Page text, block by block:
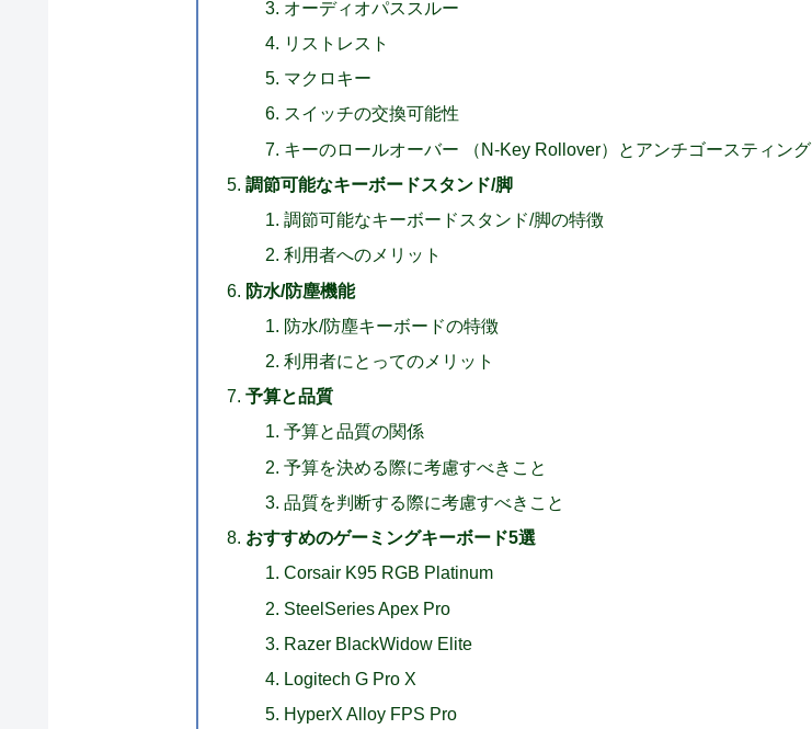
オーディオパススルー
リストレスト
マクロキー
スイッチの交換可能性
キーのロールオーバー （N-Key Rollover）とアンチゴースティング
調節可能なキーボードスタンド/脚
調節可能なキーボードスタンド/脚の特徴
利用者へのメリット
防水/防塵機能
防水/防塵キーボードの特徴
利用者にとってのメリット
予算と品質
予算と品質の関係
予算を決める際に考慮すべきこと
品質を判断する際に考慮すべきこと
おすすめのゲーミングキーボード5選
Corsair K95 RGB Platinum
SteelSeries Apex Pro
Razer BlackWidow Elite
Logitech G Pro X
HyperX Alloy FPS Pro